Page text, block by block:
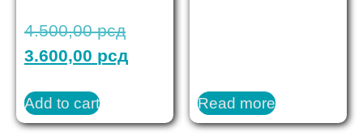
4.500,00рсд
3.600,00 рсд
Add to cart Read more